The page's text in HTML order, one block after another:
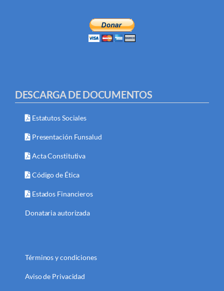
DESCARGA DE DOCUMENTOS
Estatutos Sociales
Presentación Funsalud
Acta Constitutiva
Código de Ética
Estados Financieros
Donataria autorizada
Términos y condiciones
Aviso de Privacidad